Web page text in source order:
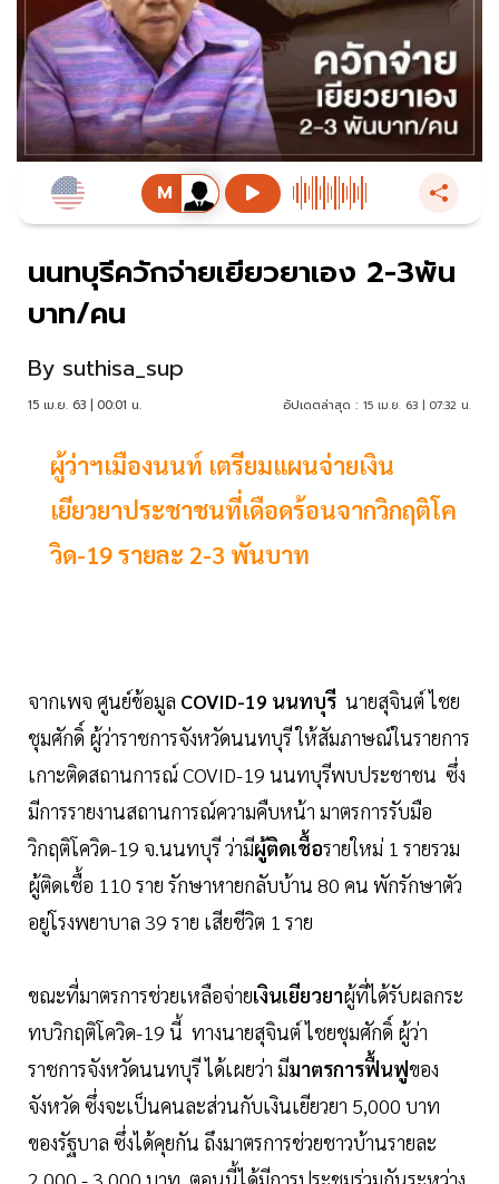
นนทบุรีควักจ่ายเยียวยาเอง 2-3พัน
บาท/คน
By suthisa_sup
15 เม.ย. 63 | 00:01 น. อัปเดตล่าสุด : 15 เม.ย. 63 | 07:32 น.
ผู้ว่าฯเมืองนนท์ เตรียมแผนจ่ายเงิน
เยียวยาประชาชนที่เดือดร้อนจากวิกฤติโค
วิด-19 รายละ 2-3 พันบาท
จากเพจ ศูนย์ข้อมูล COVID-19 นนทบุรี นายสุจินต์ ไชย
ชุมศักดิ์ ผู้ว่าราชการจังหวัดนนทบุรี ให้สัมภาษณ์ในรายการ
เกาะติดสถานการณ์ COVID-19 นนทบุรีพบประชาชน ซึ่ง
มีการรายงานสถานการณ์ความคืบหน้า มาตรการรับมือ
วิกฤติโควิด-19 จ.นนทบุรี ว่ามีผู้ติดเชื้อรายใหม่ 1 รายรวม
ผู้ติดเชื้อ 110 ราย รักษาหายกลับบ้าน 80 คน พักรักษาตัว
อยู่โรงพยาบาล 39 ราย เสียชีวิต 1 ราย
ขณะที่มาตรการช่วยเหลือจ่ายเงินเยียวยาผู้ที่ได้รับผลกระ
ทบวิกฤติโควิด-19 นี้ ทางนายสุจินต์ ไชยชุมศักดิ์ ผู้ว่า
ราชการจังหวัดนนทบุรี ได้เผยว่า มีมาตรการฟื้นฟูของ
จังหวัด ซึ่งจะเป็นคนละส่วนกับเงินเยียวยา 5,000 บาท
ของรัฐบาล ซึ่งได้คุยกัน ถึงมาตรการช่วยชาวบ้านรายละ